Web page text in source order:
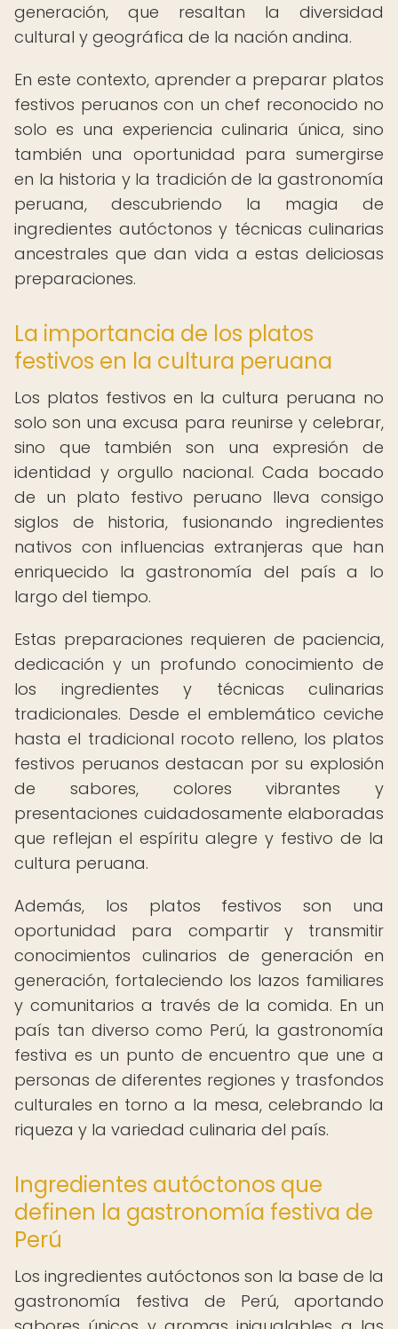
generación, que resaltan la diversidad
cultural y geográfica de la nación andina.
En este contexto, aprender a preparar platos
festivos peruanos con un chef reconocido no
solo es una experiencia culinaria única, sino
también una oportunidad para sumergirse
en la historia y la tradición de la gastronomía
peruana, descubriendo la magia de
ingredientes autóctonos y técnicas culinarias
ancestrales que dan vida a estas deliciosas
preparaciones.
La importancia de los platos
festivos en la cultura peruana
Los platos festivos en la cultura peruana no
solo son una excusa para reunirse y celebrar,
sino que también son una expresión de
identidad y orgullo nacional. Cada bocado
de un plato festivo peruano lleva consigo
siglos de historia, fusionando ingredientes
nativos con influencias extranjeras que han
enriquecido la gastronomía del país a lo
largo del tiempo.
Estas preparaciones requieren de paciencia,
dedicación y un profundo conocimiento de
los ingredientes y técnicas culinarias
tradicionales. Desde el emblemático ceviche
hasta el tradicional rocoto relleno, los platos
festivos peruanos destacan por su explosión
de sabores, colores vibrantes y
presentaciones cuidadosamente elaboradas
que reflejan el espíritu alegre y festivo de la
cultura peruana.
Además, los platos festivos son una
oportunidad para compartir y transmitir
conocimientos culinarios de generación en
generación, fortaleciendo los lazos familiares
y comunitarios a través de la comida. En un
país tan diverso como Perú, la gastronomía
festiva es un punto de encuentro que une a
personas de diferentes regiones y trasfondos
culturales en torno a la mesa, celebrando la
riqueza y la variedad culinaria del país.
Ingredientes autóctonos que
definen la gastronomía festiva de
Perú
Los ingredientes autóctonos son la base de la
gastronomía festiva de Perú, aportando